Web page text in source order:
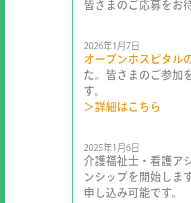
皆さまのご応募をお
2026年1月7日
オープンホスピタル
た。皆さまのご参加
す。
＞詳細はこちら
2025年1月6日
介護福祉士・看護ア
ンシップを開始しま
申し込み可能です。